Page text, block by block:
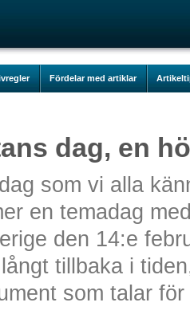
Fördelar med artiklar
dag, en
som vi alla
en temadag
den 14:e
tillbaka i
som talar